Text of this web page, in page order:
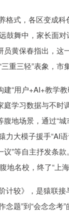
格式，各区变成
鼓舞中，家长面
员黄保春指出，
重三轻”表象，
“用户+AI+教学
学习数据与不时
地场景，通过“
力大模子援手“AI
议”等自主抒发条
名校，终了“上海
计较》，是猿联
念题”到“会念念